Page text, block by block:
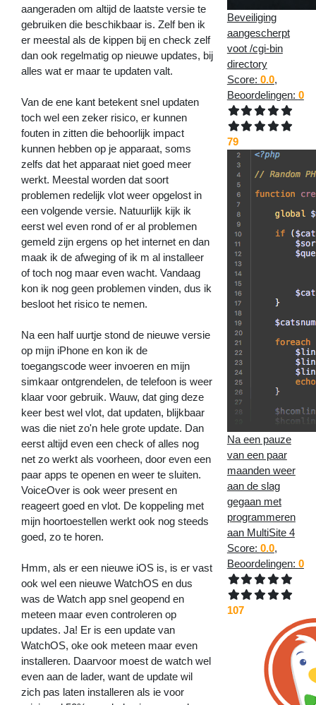
aangeraden om altijd de laatste versie te
gebruiken die beschikbaar is. Zelf ben ik
er meestal als de kippen bij en check zelf
dan ook regelmatig op nieuwe updates, bij
alles wat er maar te updaten valt.
Van de ene kant betekent snel updaten
toch wel een zeker risico, er kunnen
fouten in zitten die behoorlijk impact
kunnen hebben op je apparaat, soms
zelfs dat het apparaat niet goed meer
werkt. Meestal worden dat soort
problemen redelijk vlot weer opgelost in
een volgende versie. Natuurlijk kijk ik
eerst wel even rond of er al problemen
gemeld zijn ergens op het internet en dan
maak ik de afweging of ik m al installeer
of toch nog maar even wacht. Vandaag
kon ik nog geen problemen vinden, dus ik
besloot het risico te nemen.
Na een half uurtje stond de nieuwe versie
op mijn iPhone en kon ik de
toegangscode weer invoeren en mijn
simkaar ontgrendelen, de telefoon is weer
klaar voor gebruik. Wauw, dat ging deze
keer best wel vlot, dat updaten, blijkbaar
was die niet zo'n hele grote update. Dan
eerst altijd even een check of alles nog
net zo werkt als voorheen, door even een
paar apps te openen en weer te sluiten.
VoiceOver is ook weer present en
reageert goed en vlot. De koppeling met
mijn hoortoestellen werkt ook nog steeds
goed, zo te horen.
Hmm, als er een nieuwe iOS is, is er vast
ook wel een nieuwe WatchOS en dus
was de Watch app snel geopend en
meteen maar even controleren op
updates. Ja! Er is een update van
WatchOS, oke ook meteen maar even
installeren. Daarvoor moest de watch wel
even aan de lader, want de update wil
zich pas laten installeren als ie voor
Beveiliging
aangescherpt
voot /cgi-bin
directory
Score: 0.0,
Beoordelingen: 0
79
Na een pauze
van een paar
maanden weer
aan de slag
gegaan met
programmeren
aan MultiSite 4
Score: 0.0,
Beoordelingen: 0
107